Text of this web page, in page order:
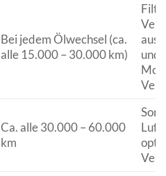
Bei jedem Ölwechsel (ca.
alle 15.000 – 30.000 km)
aus
und
Ca. alle 30.000 – 60.000
km
Luft